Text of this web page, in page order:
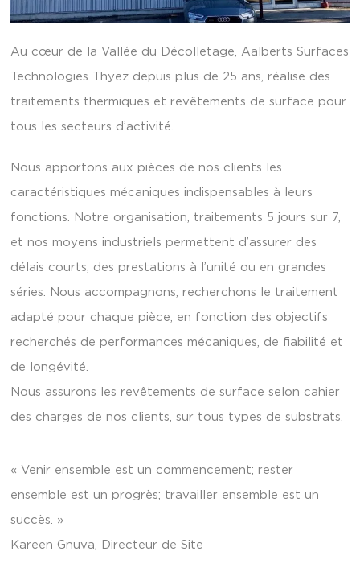
Au cœur de la Vallée du Décolletage, Aalberts Surfaces
Technologies Thyez depuis plus de 25 ans, réalise des
traitements thermiques et revêtements de surface pour
tous les secteurs d’activité.
Nous apportons aux pièces de nos clients les
caractéristiques mécaniques indispensables à leurs
fonctions. Notre organisation, traitements 5 jours sur 7,
et nos moyens industriels permettent d’assurer des
délais courts, des prestations à l’unité ou en grandes
séries. Nous accompagnons, recherchons le traitement
adapté pour chaque pièce, en fonction des objectifs
recherchés de performances mécaniques, de fiabilité et
de longévité.
Nous assurons les revêtements de surface selon cahier
des charges de nos clients, sur tous types de substrats.
« Venir ensemble est un commencement; rester
ensemble est un progrès; travailler ensemble est un
succès. »
Kareen Gnuva, Directeur de Site